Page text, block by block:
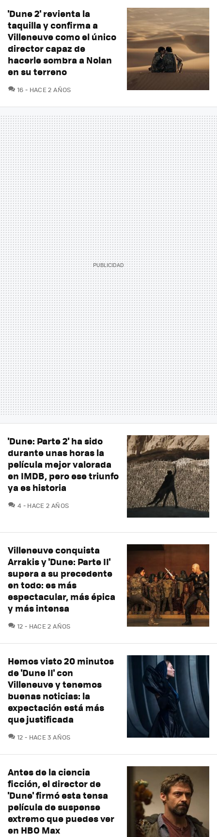
'Dune 2' revienta la
taquilla y confirma a
Villeneuve como el único
director capaz de
hacerle sombra a Nolan
en su terreno
16 COMENTARIOS
HACE 2 AÑOS
'Dune: Parte 2' ha sido
durante unas horas la
película mejor valorada
en IMDB, pero ese triunfo
ya es historia
4 COMENTARIOS
HACE 2 AÑOS
Villeneuve conquista
Arrakis y 'Dune: Parte II'
supera a su precedente
en todo: es más
espectacular, más épica
y más intensa
12 COMENTARIOS
HACE 2 AÑOS
Hemos visto 20 minutos
de 'Dune II' con
Villeneuve y tenemos
buenas noticias: la
expectación está más
que justificada
12 COMENTARIOS
HACE 3 AÑOS
Antes de la ciencia
ficción, el director de
'Dune' firmó esta tensa
película de suspense
extremo que puedes ver
en HBO Max